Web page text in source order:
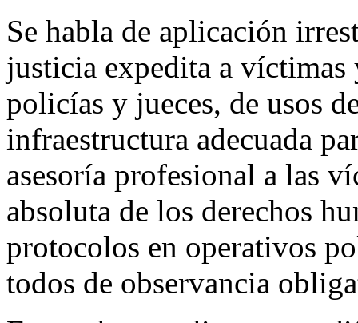
Se habla de aplicación
justicia expedita a víctimas
policías y jueces, de usos
infraestructura adecuada
asesoría profesional a las
absoluta de los derechos
protocolos en operativos
todos de observancia